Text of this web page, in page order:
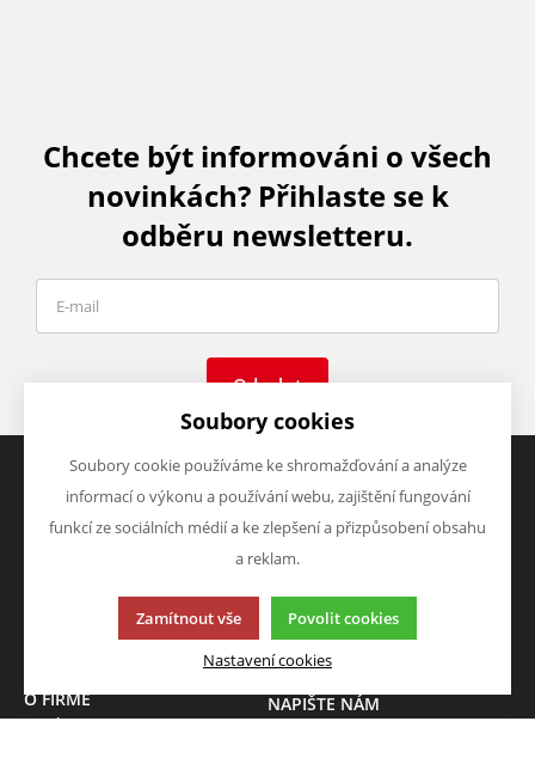
Chcete být informováni o všech
novinkách? Přihlaste se k
odběru newsletteru.
Odeslat
VŠE O NÁKUPU
Vrácení zboží
Zásady zpracování osobních
VÝHODY A SLEVY
Zboží v akci
Zboží výprodej
O FIRMĚ
O nás
NAPIŠTE NÁM
Soubory cookies
Soubory cookie používáme ke shromažďování a analýze
informací o výkonu a používání webu, zajištění fungování
funkcí ze sociálních médií a ke zlepšení a přizpůsobení obsahu
a reklam.
Zamítnout vše Povolit cookies
Nastavení cookies